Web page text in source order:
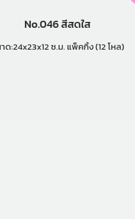
No.046 สีสดใส
ขนาด:24x23x12 ซ.ม. แพ็คกิ้ง (12 โหล)